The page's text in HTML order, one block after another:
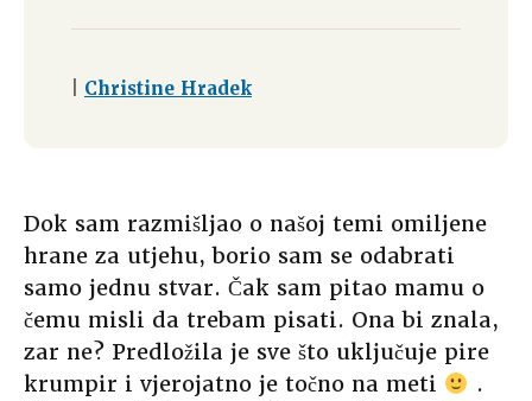
Christine Hradek
Dok sam razmišljao o našoj temi omiljene
hrane za utjehu, borio sam se odabrati
samo jednu stvar. Čak sam pitao mamu o
čemu misli da trebam pisati. Ona bi znala,
zar ne? Predložila je sve što uključuje pire
krumpir i vjerojatno je točno na meti
.